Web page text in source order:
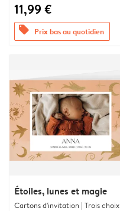
11,99 €
offers Prix bas au quotidien
Étoiles, lunes et magie
Cartons d'invitation | Trois choix